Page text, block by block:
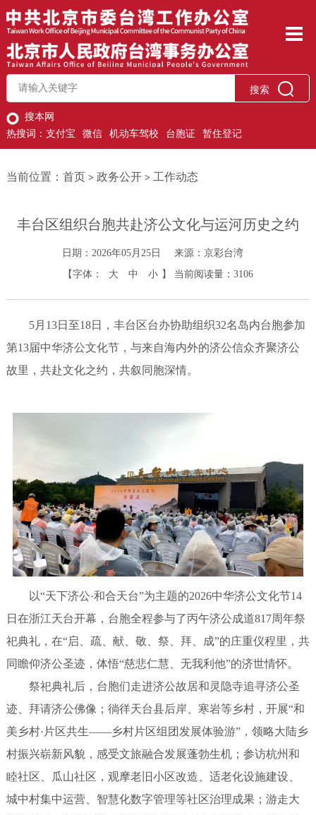
搜索
搜本网
热搜词： 支付宝 微信 机动车驾校 台胞证 暂住登记
当前位置： 首页 > 政务公开> 工作动态
丰台区组织台胞共赴济公文化与运河历史之约
日期：2026年05月25日
来源：京彩台湾
【字体：
大 中 小 】 当前阅读量： 3106
5月13日至18日，丰台区台办协助组织32名岛内台胞参加
第13届中华济公文化节，与来自海内外的济公信众齐聚济公
故里，共赴文化之约，共叙同胞深情。
以“天下济公·和合天台”为主题的2026中华济公文化节14
日在浙江天台开幕，台胞全程参与了丙午济公成道817周年祭
祀典礼，在“启、疏、献、敬、祭、拜、成”的庄重仪程里，共
同瞻仰济公圣迹，体悟“慈悲仁慧、无我利他”的济世情怀。
祭祀典礼后，台胞们走进济公故居和灵隐寺追寻济公圣
迹、拜请济公佛像；徜徉天台县后岸、寒岩等乡村，开展“和
美乡村·片区共生——乡村片区组团发展体验游”，领略大陆乡
村振兴崭新风貌，感受文旅融合发展蓬勃生机；参访杭州和
睦社区、瓜山社区，观摩老旧小区改造、适老化设施建设、
城中村集中运营、智慧化数字管理等社区治理成果；游走大